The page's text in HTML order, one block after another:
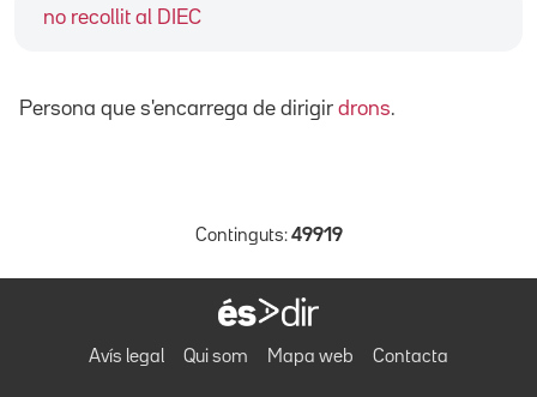
no recollit al DIEC
Persona que s'encarrega de dirigir drons.
Continguts: 49919
Avís legal Qui som Mapa web Contacta